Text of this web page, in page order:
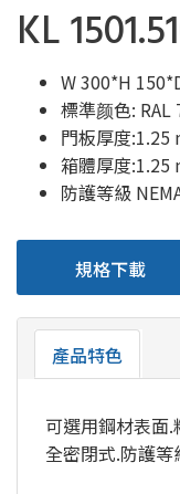
KL
W 300*H
標準颜色: RAL
門板厚度:1.25
箱體厚度:1.25
防護等級
規格下載
產品特色
可選用鋼材表面
全密閉式.防護等